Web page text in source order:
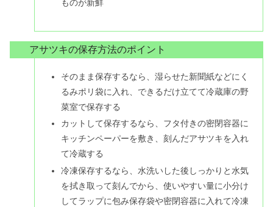
ものが新鮮
アサツキの保存方法のポイント
そのまま保存するなら、湿らせた新聞紙などにく
るみポリ袋に入れ、できるだけ立てて冷蔵庫の野
菜室で保存する
カットして保存するなら、フタ付きの密閉容器に
キッチンペーパーを敷き、刻んだアサツキを入れ
て冷蔵する
冷凍保存するなら、水洗いした後しっかりと水気
を拭き取って刻んでから、使いやすい量に小分け
してラップに包み保存袋や密閉容器に入れて冷凍